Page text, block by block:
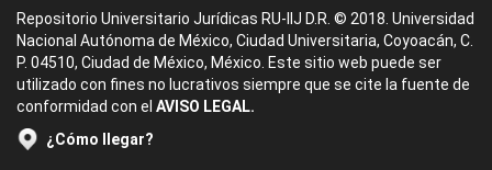
Repositorio Universitario Jurídicas RU-IIJ D.R. © 2018. Universidad
Nacional Autónoma de México, Ciudad Universitaria, Coyoacán, C.
P. 04510, Ciudad de México, México. Este sitio web puede ser
utilizado con fines no lucrativos siempre que se cite la fuente de
conformidad con el AVISO LEGAL.
¿Cómo llegar?